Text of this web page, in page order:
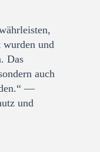
wurden und
Das
auch
—
und